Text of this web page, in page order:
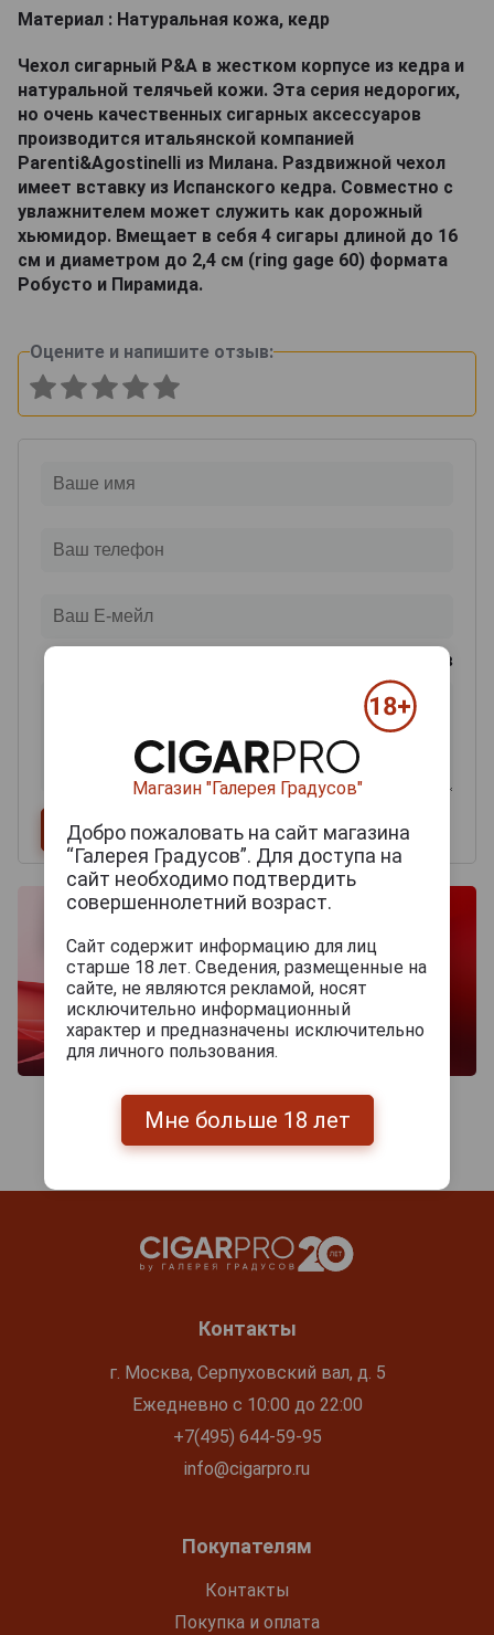
Материал : Натуральная кожа, кедр
Чехол сигарный P&A в жестком корпусе из кедра и
натуральной телячьей кожи. Эта серия недорогих,
но очень качественных сигарных аксессуаров
производится итальянской компанией
Parenti&Agostinelli из Милана. Раздвижной чехол
имеет вставку из Испанского кедра. Совместно с
увлажнителем может служить как дорожный
хьюмидор. Вмещает в себя 4 сигары длиной до 16
см и диаметром до 2,4 см (ring gage 60) формата
Робусто и Пирамида.
Оцените и напишите отзыв:
из 2000 знаков
Контакты
г. Москва, Серпуховский вал, д. 5
Ежедневно с 10:00 до 22:00
+7(495) 644-59-95
info@cigarpro.ru
Покупателям
Контакты
Покупка и оплата
Магазин "Галерея Градусов"
Добро пожаловать на сайт магазина
“Галерея Градусов”. Для доступа на
сайт необходимо подтвердить
совершеннолетний возраст.
Сайт содержит информацию для лиц
старше 18 лет. Сведения, размещенные на
сайте, не являются рекламой, носят
исключительно информационный
характер и предназначены исключительно
для личного пользования.
Мне больше 18 лет